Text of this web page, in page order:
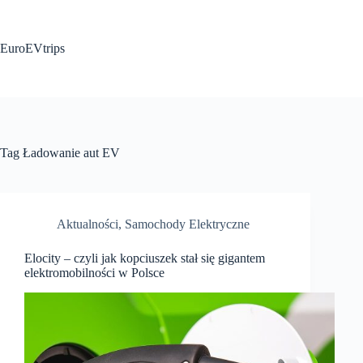
EuroEVtrips
Tag Ładowanie aut EV
Aktualności, Samochody Elektryczne
Elocity – czyli jak kopciuszek stał się gigantem
elektromobilności w Polsce